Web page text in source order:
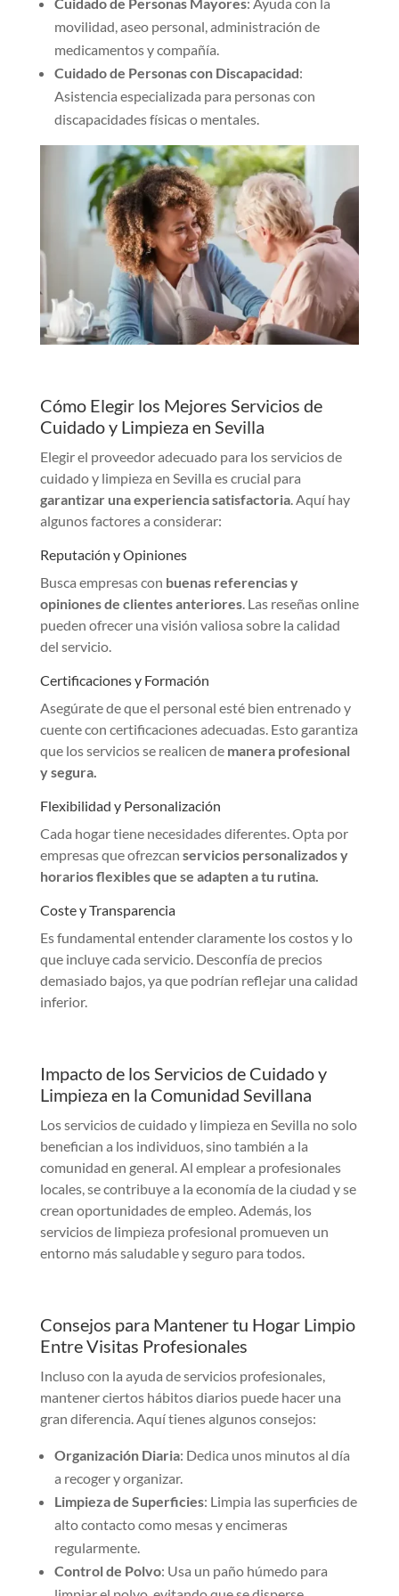
Cuidado de Personas Mayores: Ayuda con la
movilidad, aseo personal, administración de
medicamentos y compañía.
Cuidado de Personas con Discapacidad:
Asistencia especializada para personas con
discapacidades físicas o mentales.
Cómo Elegir los Mejores Servicios de
Cuidado y Limpieza en Sevilla
Elegir el proveedor adecuado para los servicios de
cuidado y limpieza en Sevilla es crucial para
garantizar una experiencia satisfactoria. Aquí hay
algunos factores a considerar:
Reputación y Opiniones
Busca empresas con buenas referencias y
opiniones de clientes anteriores. Las reseñas online
pueden ofrecer una visión valiosa sobre la calidad
del servicio.
Certificaciones y Formación
Asegúrate de que el personal esté bien entrenado y
cuente con certificaciones adecuadas. Esto garantiza
que los servicios se realicen de manera profesional
y segura.
Flexibilidad y Personalización
Cada hogar tiene necesidades diferentes. Opta por
empresas que ofrezcan servicios personalizados y
horarios flexibles que se adapten a tu rutina.
Coste y Transparencia
Es fundamental entender claramente los costos y lo
que incluye cada servicio. Desconfía de precios
demasiado bajos, ya que podrían reflejar una calidad
inferior.
Impacto de los Servicios de Cuidado y
Limpieza en la Comunidad Sevillana
Los servicios de cuidado y limpieza en Sevilla no solo
benefician a los individuos, sino también a la
comunidad en general. Al emplear a profesionales
locales, se contribuye a la economía de la ciudad y se
crean oportunidades de empleo. Además, los
servicios de limpieza profesional promueven un
entorno más saludable y seguro para todos.
Consejos para Mantener tu Hogar Limpio
Entre Visitas Profesionales
Incluso con la ayuda de servicios profesionales,
mantener ciertos hábitos diarios puede hacer una
gran diferencia. Aquí tienes algunos consejos:
Organización Diaria: Dedica unos minutos al día
a recoger y organizar.
Limpieza de Superficies: Limpia las superficies de
alto contacto como mesas y encimeras
regularmente.
Control de Polvo: Usa un paño húmedo para